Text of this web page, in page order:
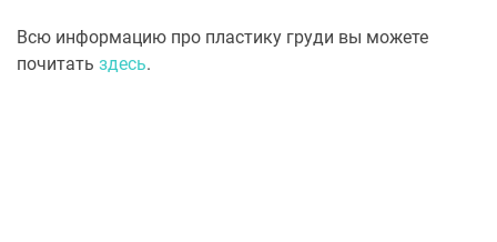
Всю информацию про пластику груди вы можете
почитать здесь.